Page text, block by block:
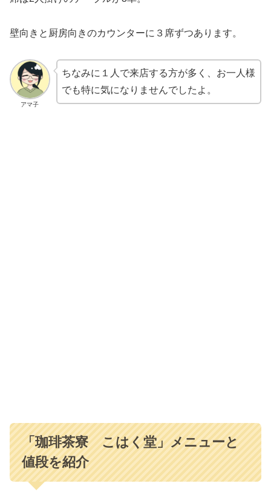
壁向きと厨房向きのカウンターに３席ずつあります。
アマ子
ちなみに１人で来店する方が多く、お一人様
でも特に気になりませんでしたよ。
「珈琲茶寮 こはく堂」メニューと
値段を紹介